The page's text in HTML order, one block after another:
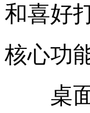
和喜好
核心功
桌面